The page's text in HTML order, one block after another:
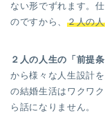
ない形でずれます。
のですから、 ２人の
２人の人生の「前提
から様々な人生設計
の結婚生活はワクワ
ら話になりません。